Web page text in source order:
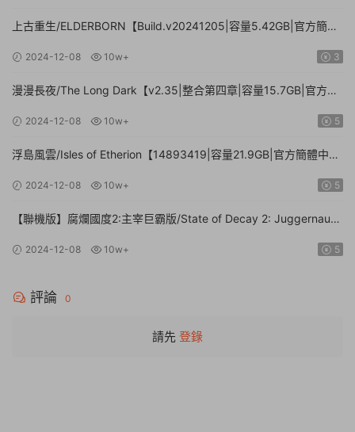
上古重生/ELDERBORN【Build.v20241205|容量5.42GB|官方簡體
2024-12-08 10w+ 3
漫漫長夜/The Long Dark【v2.35|整合第四章|容量15.7GB|官方簡
2024-12-08 10w+ 5
浮島風雲/Isles of Etherion【14893419|容量21.9GB|官方簡體中
2024-12-08 10w+ 5
【聯機版】腐爛國度2:主宰巨霸版/State of Decay 2: Juggernaut
2024-12-08 10w+ 5
評論 0
請先 登錄